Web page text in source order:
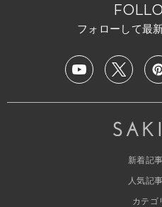
フォローして最
新着記
人気記
カテゴ